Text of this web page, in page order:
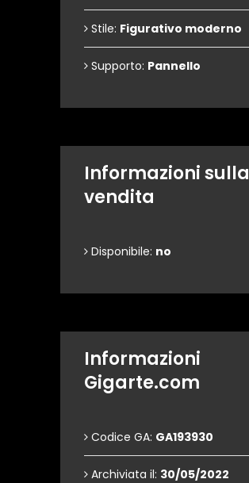
Stile: Figurativo moderno
Supporto: Pannello
Informazioni sulla
vendita
Disponibile: no
Informazioni
Gigarte.com
Codice GA: GA193930
Archiviata il: 30/05/2022